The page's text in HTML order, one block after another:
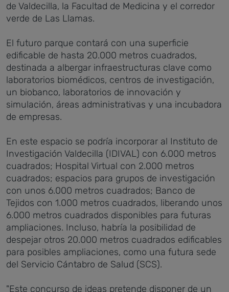
de Valdecilla, la Facultad de Medicina y el corredor
verde de Las Llamas.
El futuro parque contará con una superficie
edificable de hasta 20.000 metros cuadrados,
destinada a albergar infraestructuras clave como
laboratorios biomédicos, centros de investigación,
un biobanco, laboratorios de innovación y
simulación, áreas administrativas y una incubadora
de empresas.
En este espacio se podría incorporar al Instituto de
Investigación Valdecilla (IDIVAL) con 6.000 metros
cuadrados; Hospital Virtual con 2.000 metros
cuadrados; espacios para grupos de investigación
con unos 6.000 metros cuadrados; Banco de
Tejidos con 1.000 metros cuadrados, liberando unos
6.000 metros cuadrados disponibles para futuras
ampliaciones. Incluso, habría la posibilidad de
despejar otros 20.000 metros cuadrados edificables
para posibles ampliaciones, como una futura sede
del Servicio Cántabro de Salud (SCS).
"Este concurso de ideas pretende disponer de un